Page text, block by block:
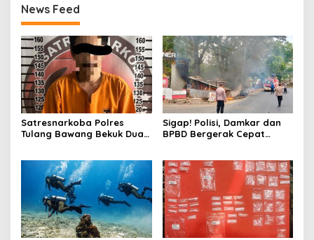
News Feed
Satresnarkoba Polres
Tulang Bawang Bekuk Dua
Sigap! Polisi, Damkar dan
BPBD Bergerak Cepat
Bandar Jaya